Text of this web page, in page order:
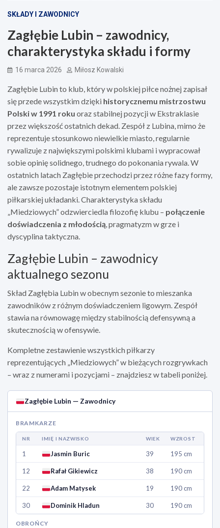
SKŁADY I ZAWODNICY
Zagłębie Lubin – zawodnicy,
charakterystyka składu i formy
16 marca 2026 Miłosz Kowalski
Zagłębie Lubin to klub, który w polskiej piłce nożnej zapisał
się przede wszystkim dzięki historycznemu mistrzostwu
Polski w 1991 roku oraz stabilnej pozycji w Ekstraklasie
przez większość ostatnich dekad. Zespół z Lubina, mimo że
reprezentuje stosunkowo niewielkie miasto, regularnie
rywalizuje z największymi polskimi klubami i wypracował
sobie opinię solidnego, trudnego do pokonania rywala. W
ostatnich latach Zagłębie przechodzi przez różne fazy formy,
ale zawsze pozostaje istotnym elementem polskiej
piłkarskiej układanki. Charakterystyka składu
„Miedziowych” odzwierciedla filozofię klubu – połączenie
doświadczenia z młodością, pragmatyzm w grze i
dyscyplina taktyczna.
Zagłębie Lubin – zawodnicy
aktualnego sezonu
Skład Zagłębia Lubin w obecnym sezonie to mieszanka
zawodników z różnym doświadczeniem ligowym. Zespół
stawia na równowagę między stabilnością defensywną a
skutecznością w ofensywie.
Kompletne zestawienie wszystkich piłkarzy
reprezentujących „Miedziowych” w bieżących rozgrywkach
– wraz z numerami i pozycjami – znajdziesz w tabeli poniżej.
Zagłębie Lubin — Zawodnicy
BRAMKARZE
NR IMIĘ I NAZWISKO WIEK WZROST
1 Jasmin Buric 39 195 cm
12 Rafał Gikiewicz 38 190 cm
22 Adam Matysek 19 190 cm
30 Dominik Hladun 30 190 cm
OBROŃCY